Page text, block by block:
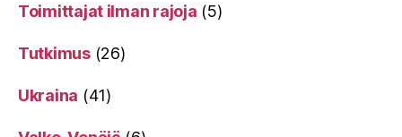
Toimittajat ilman rajoja (5)
Tutkimus(26)
Ukraina (41)